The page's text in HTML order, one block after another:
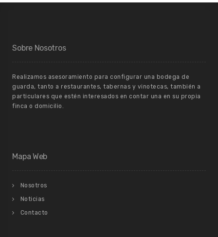
Sobre Nosotros
Realizamos asesoramiento para configurar una bodega de
guarda, tanto a restaurantes, tabernas y vinotecas, también a
particulares que estén interesados en contar una en su propia
finca o domicilio.
Mapa Web
Nosotros
Noticias
Contacto